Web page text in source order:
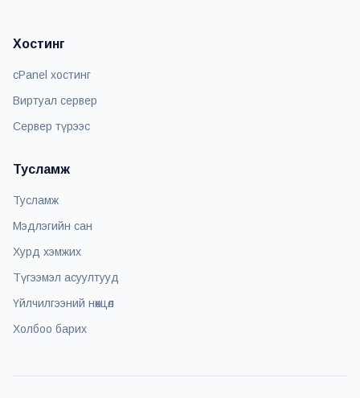
Хостинг
cPanel хостинг
Виртуал сервер
Сервер түрээс
Тусламж
Тусламж
Мэдлэгийн сан
Хурд хэмжих
Түгээмэл асуултууд
Үйлчилгээний нөхцөл
Холбоо барих